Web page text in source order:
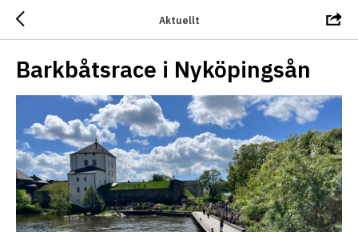
Aktuellt
Barkbåtsrace i Nyköpingsån